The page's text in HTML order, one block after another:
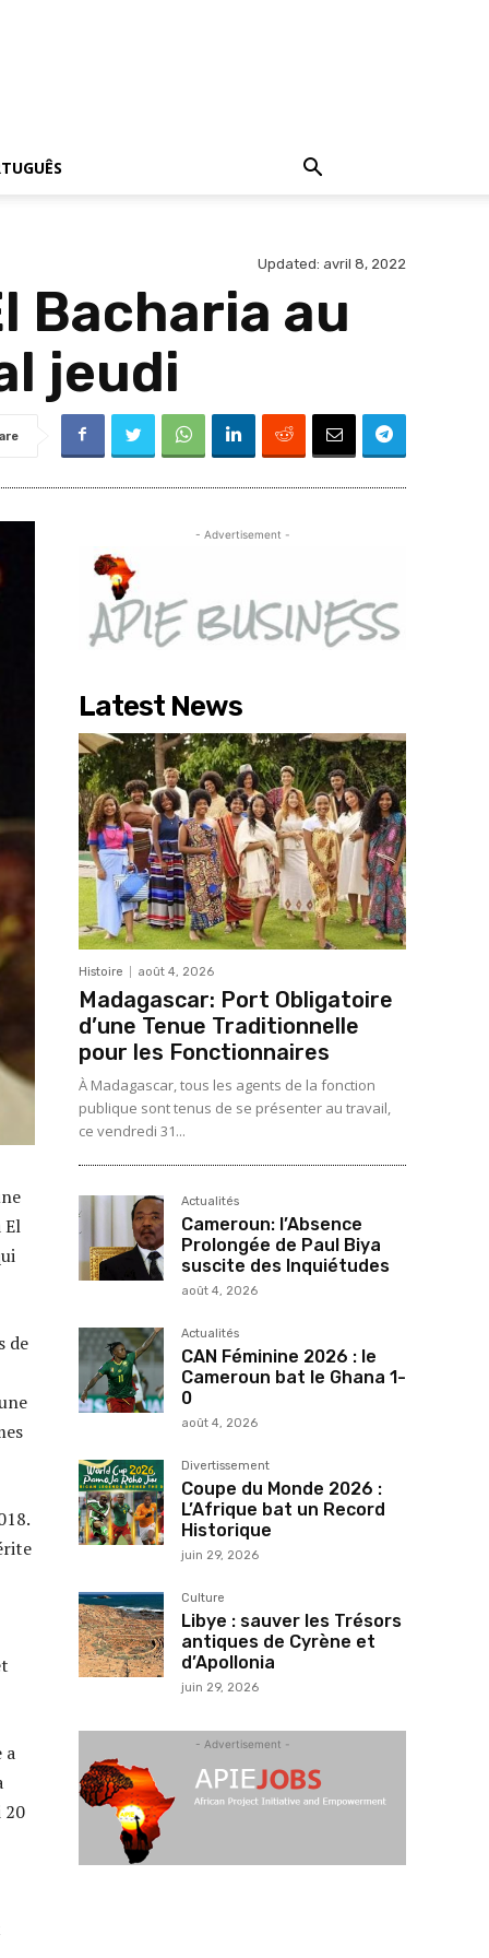
Updated: avril 8, 2022
Bacharia au
jeudi
El
de
a
20
- Advertisement -
Latest News
Histoire août 4, 2026
Madagascar: Port Obligatoire
d’une Tenue Traditionnelle
pour les Fonctionnaires
À Madagascar, tous les agents de la fonction
publique sont tenus de se présenter au travail,
ce vendredi 31...
Actualités
Cameroun: l’Absence
Prolongée de Paul Biya
suscite des Inquiétudes
août 4, 2026
Actualités
CAN Féminine 2026 : le
Cameroun bat le Ghana 1-
0
août 4, 2026
Divertissement
Coupe du Monde 2026 :
L’Afrique bat un Record
Historique
juin 29, 2026
Culture
Libye : sauver les Trésors
antiques de Cyrène et
d’Apollonia
juin 29, 2026
- Advertisement -